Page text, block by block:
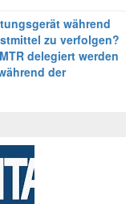
während
zu verfolgen?
delegiert werden
der